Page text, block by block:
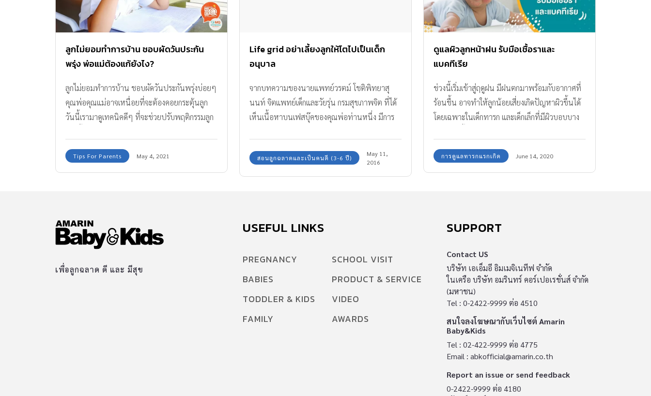
ลูกไม่ยอมทำการบ้าน ชอบผัดวันประกัน
พรุ่ง พ่อแม่ต้องแก้ยังไง?
ลูกไม่ยอมทำการบ้าน ชอบผัดวันประกันพรุ่งบ่อยๆ
คุณพ่อคุณแม่อาจเหนื่อยที่จะต้องคอยกระตุ้นลูก
วันนี้เรามาดูเทคนิคดีๆ ที่จะช่วยปรับพฤติกรรมลูก
Tips For Parents May 4, 2021
Life grid อย่าเลี้ยงลูกให้โตไปเป็นเด็ก
อนุบาล
จากบทความของนายแพทย์วรตม์ โชติพิทยาสุ
นนท์ จิตแพทย์เด็กและวัยรุ่น กรมสุขภาพจิต ที่ได้
เห็นเนื้อหาบนเฟสบุ๊คของคุณพ่อท่านหนึ่ง มีการ
สอนลูกฉลาดและเป็นคนดี (3-6 ปี)
May 11,
2016
ดูแลผิวลูกหน้าฝน รับมือเชื้อราและ
แบคทีเรีย
ช่วงนี้เริ่มเข้าสู่ฤดูฝน มีฝนตกมาพร้อมกับอากาศที่
ร้อนชื้น อาจทำให้ลูกน้อยเสี่ยงเกิดปัญหาผิวขึ้นได้
โดยเฉพาะในเด็กทารก และเด็กเล็กที่มีผิวบอบบาง
ฝน มาฝาก ให้ผิวลูกน้อยสุขภาพดี ป้องกันปัญหา
ผื่นต่างๆ ที่เกิดจากเชื้อรา และแบคทีเรียได้
การดูแลทารกแรกเกิด June 14, 2020
เพื่อลูกฉลาด ดี และ มีสุข
USEFUL LINKS
PREGNANCY
BABIES
TODDLER & KIDS
FAMILY
SCHOOL VISIT
PRODUCT & SERVICE
VIDEO
AWARDS
SUPPORT
Contact US
บริษัท เอเอ็มอี อิมเมจิเนทีฟ จำกัด
ในเครือ บริษัท อมรินทร์ คอร์เปอเรชั่นส์ จำกัด
(มหาชน)
Tel : 0-2422-9999 ต่อ 4510
สนใจลงโฆษณากับเว็บไซต์ Amarin
Baby&Kids
Tel : 02-422-9999 ต่อ 4775
Email : abkofficial@amarin.co.th
Report an issue or send feedback
0-2422-9999 ต่อ 4180